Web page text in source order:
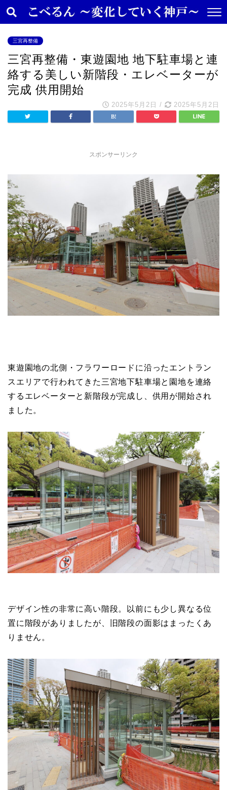
三宮再整備
三宮再整備・東遊園地 地下駐車場と連
絡する美しい新階段・エレベーターが
完成 供用開始
2025年5月2日 / 2025年5月2日
スポンサーリンク
東遊園地の北側・フラワーロードに沿ったエントラン
スエリアで行われてきた三宮地下駐車場と園地を連絡
するエレベーターと新階段が完成し、供用が開始され
ました。
デザイン性の非常に高い階段。以前にも少し異なる位
置に階段がありましたが、旧階段の面影はまったくあ
りません。